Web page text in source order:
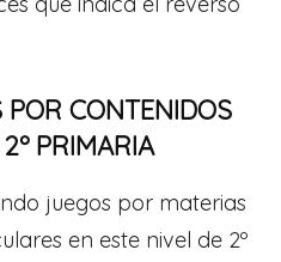
POR CONTENIDOS
PRIMARIA
juegos por materias
en este nivel de 2º